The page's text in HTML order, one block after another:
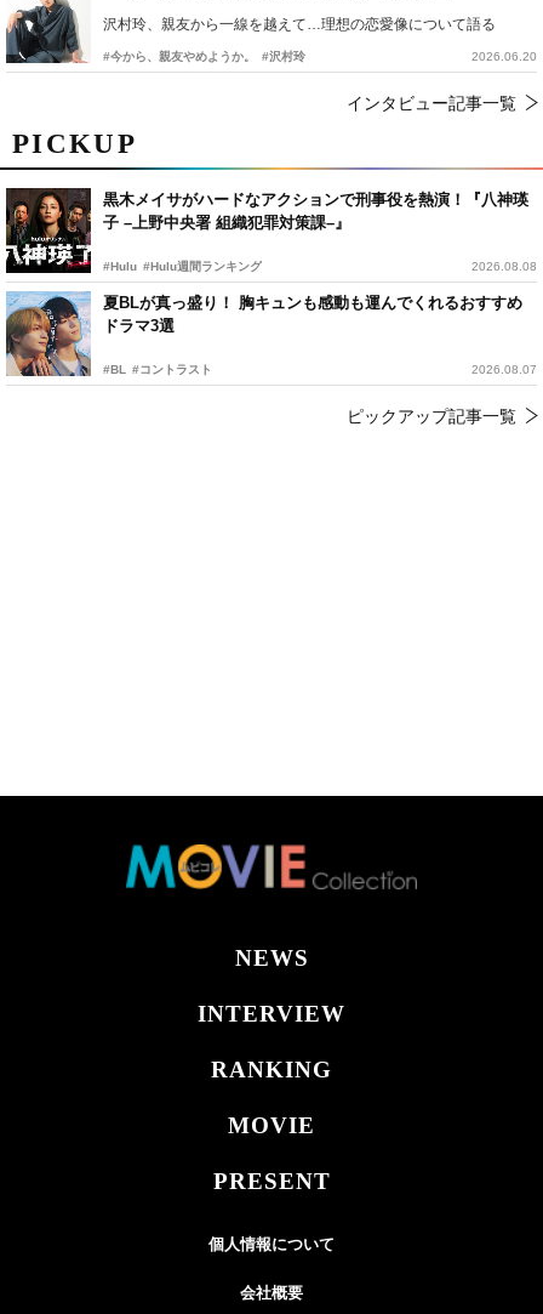
PICKUP
黒木メイサがハードなアクションで刑事役を熱演！『八神瑛
子 –上野中央署 組織犯罪対策課–』
#Hulu #Hulu週間ランキング 2026.08.08
夏BLが真っ盛り！ 胸キュンも感動も運んでくれるおすすめ
ドラマ3選
#BL #コントラスト 2026.08.07
ピックアップ記事一覧
沢村玲、親友から一線を越えて…理想の恋愛像について語る
#今から、親友やめようか。 #沢村玲 2026.06.20
インタビュー記事一覧
NEWS
INTERVIEW
RANKING
MOVIE
PRESENT
個人情報について
会社概要